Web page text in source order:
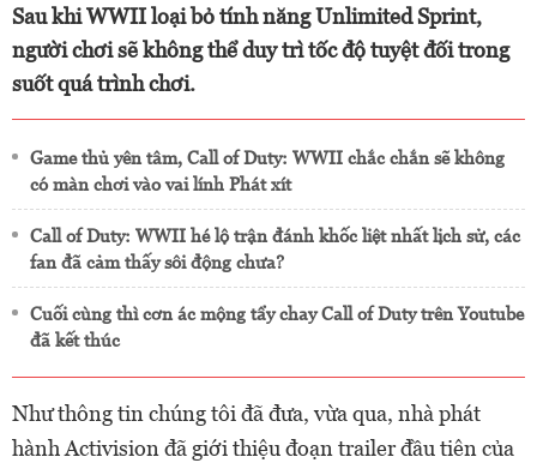
Sau khi WWII loại bỏ tính năng Unlimited Sprint,
người chơi sẽ không thể duy trì tốc độ tuyệt đối trong
suốt quá trình chơi.
Game thủ yên tâm, Call of Duty: WWII chắc chắn sẽ không
có màn chơi vào vai lính Phát xít
Call of Duty: WWII hé lộ trận đánh khốc liệt nhất lịch sử, các
fan đã cảm thấy sôi động chưa?
Cuối cùng thì cơn ác mộng tẩy chay Call of Duty trên Youtube
đã kết thúc
Như thông tin chúng tôi đã đưa, vừa qua, nhà phát
hành Activision đã giới thiệu đoạn trailer đầu tiên của